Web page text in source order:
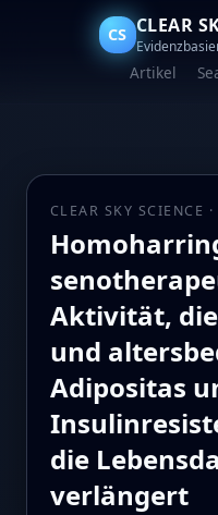
CS CLEAR
Artikel
CLEAR SKY SCIENCE ·
Aktivität,
und
Adipositas
die
verlängert